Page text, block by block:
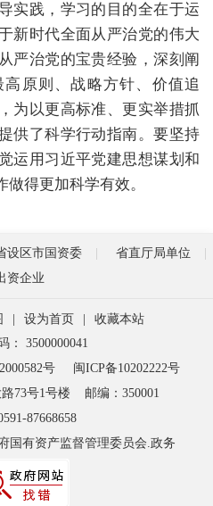
实践，学习的目的全在于运
新时代全面从严治党的伟大
严治党的宝贵经验，深刻阐
原则、战略方针、价值追
为以更高标准、更实举措抓
供了科学行动指南。要坚持
运用习近平党建思想谋划和
得更加科学有效。
设区市国资委
省直厅局单位
资企业
设为首页
收藏本站
： 3500000041
号
闽ICP备10202222号
73号1号楼
邮编：350001
87668658
国有资产监督管理委员会.政务